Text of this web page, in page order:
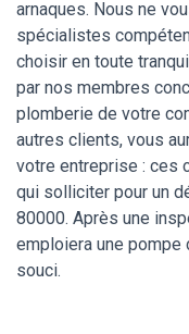
arnaques. Nous ne
spécialistes
choisir en toute
par nos membres
plomberie de votre
autres clients, vous
votre entreprise : ces
qui solliciter pour un
80000. Après une
emploiera une pompe
souci.